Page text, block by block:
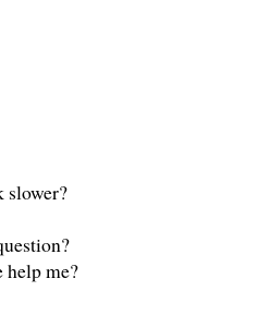
slower?
help me?